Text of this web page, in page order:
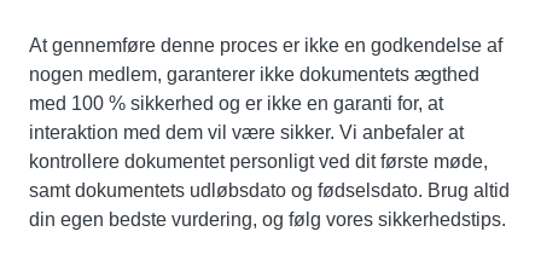
At gennemføre denne proces er ikke en godkendelse af
nogen medlem, garanterer ikke dokumentets ægthed
med 100 % sikkerhed og er ikke en garanti for, at
interaktion med dem vil være sikker. Vi anbefaler at
kontrollere dokumentet personligt ved dit første møde,
samt dokumentets udløbsdato og fødselsdato. Brug altid
din egen bedste vurdering, og følg vores sikkerhedstips.